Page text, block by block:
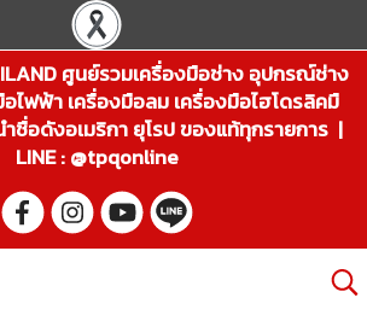
ศูนย์รวมเครื่องมือช่าง อุปกรณ์ช่าง
ไฟฟ้า เครื่องมือลม เครื่องมือไฮโดรลิคมื
ชื่อดังอเมริกา ยุโรป ของแท้ทุกรายการ |
LINE : @tpqonline